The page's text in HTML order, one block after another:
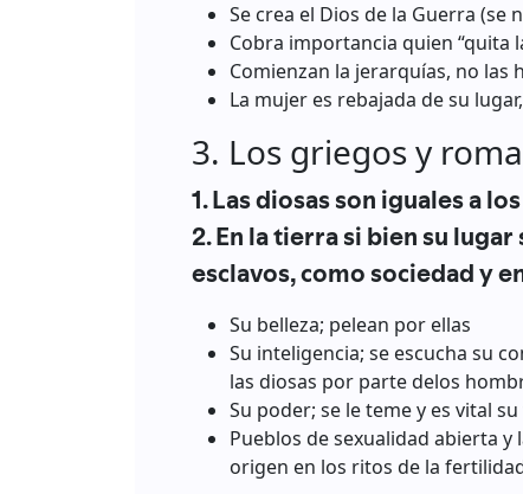
Se crea el Dios de la Guerra (se
Cobra importancia quien “quita
Comienzan la jerarquías, no las
La mujer es rebajada de su
3. Los griegos y
1. Las diosas son iguales a
2. En la tierra si bien su
esclavos, como sociedad y
Su belleza; pelean por ellas
Su inteligencia; se escucha su
las diosas por parte delos
Su poder; se le teme y es vital
Pueblos de sexualidad abierta
origen en los ritos de la